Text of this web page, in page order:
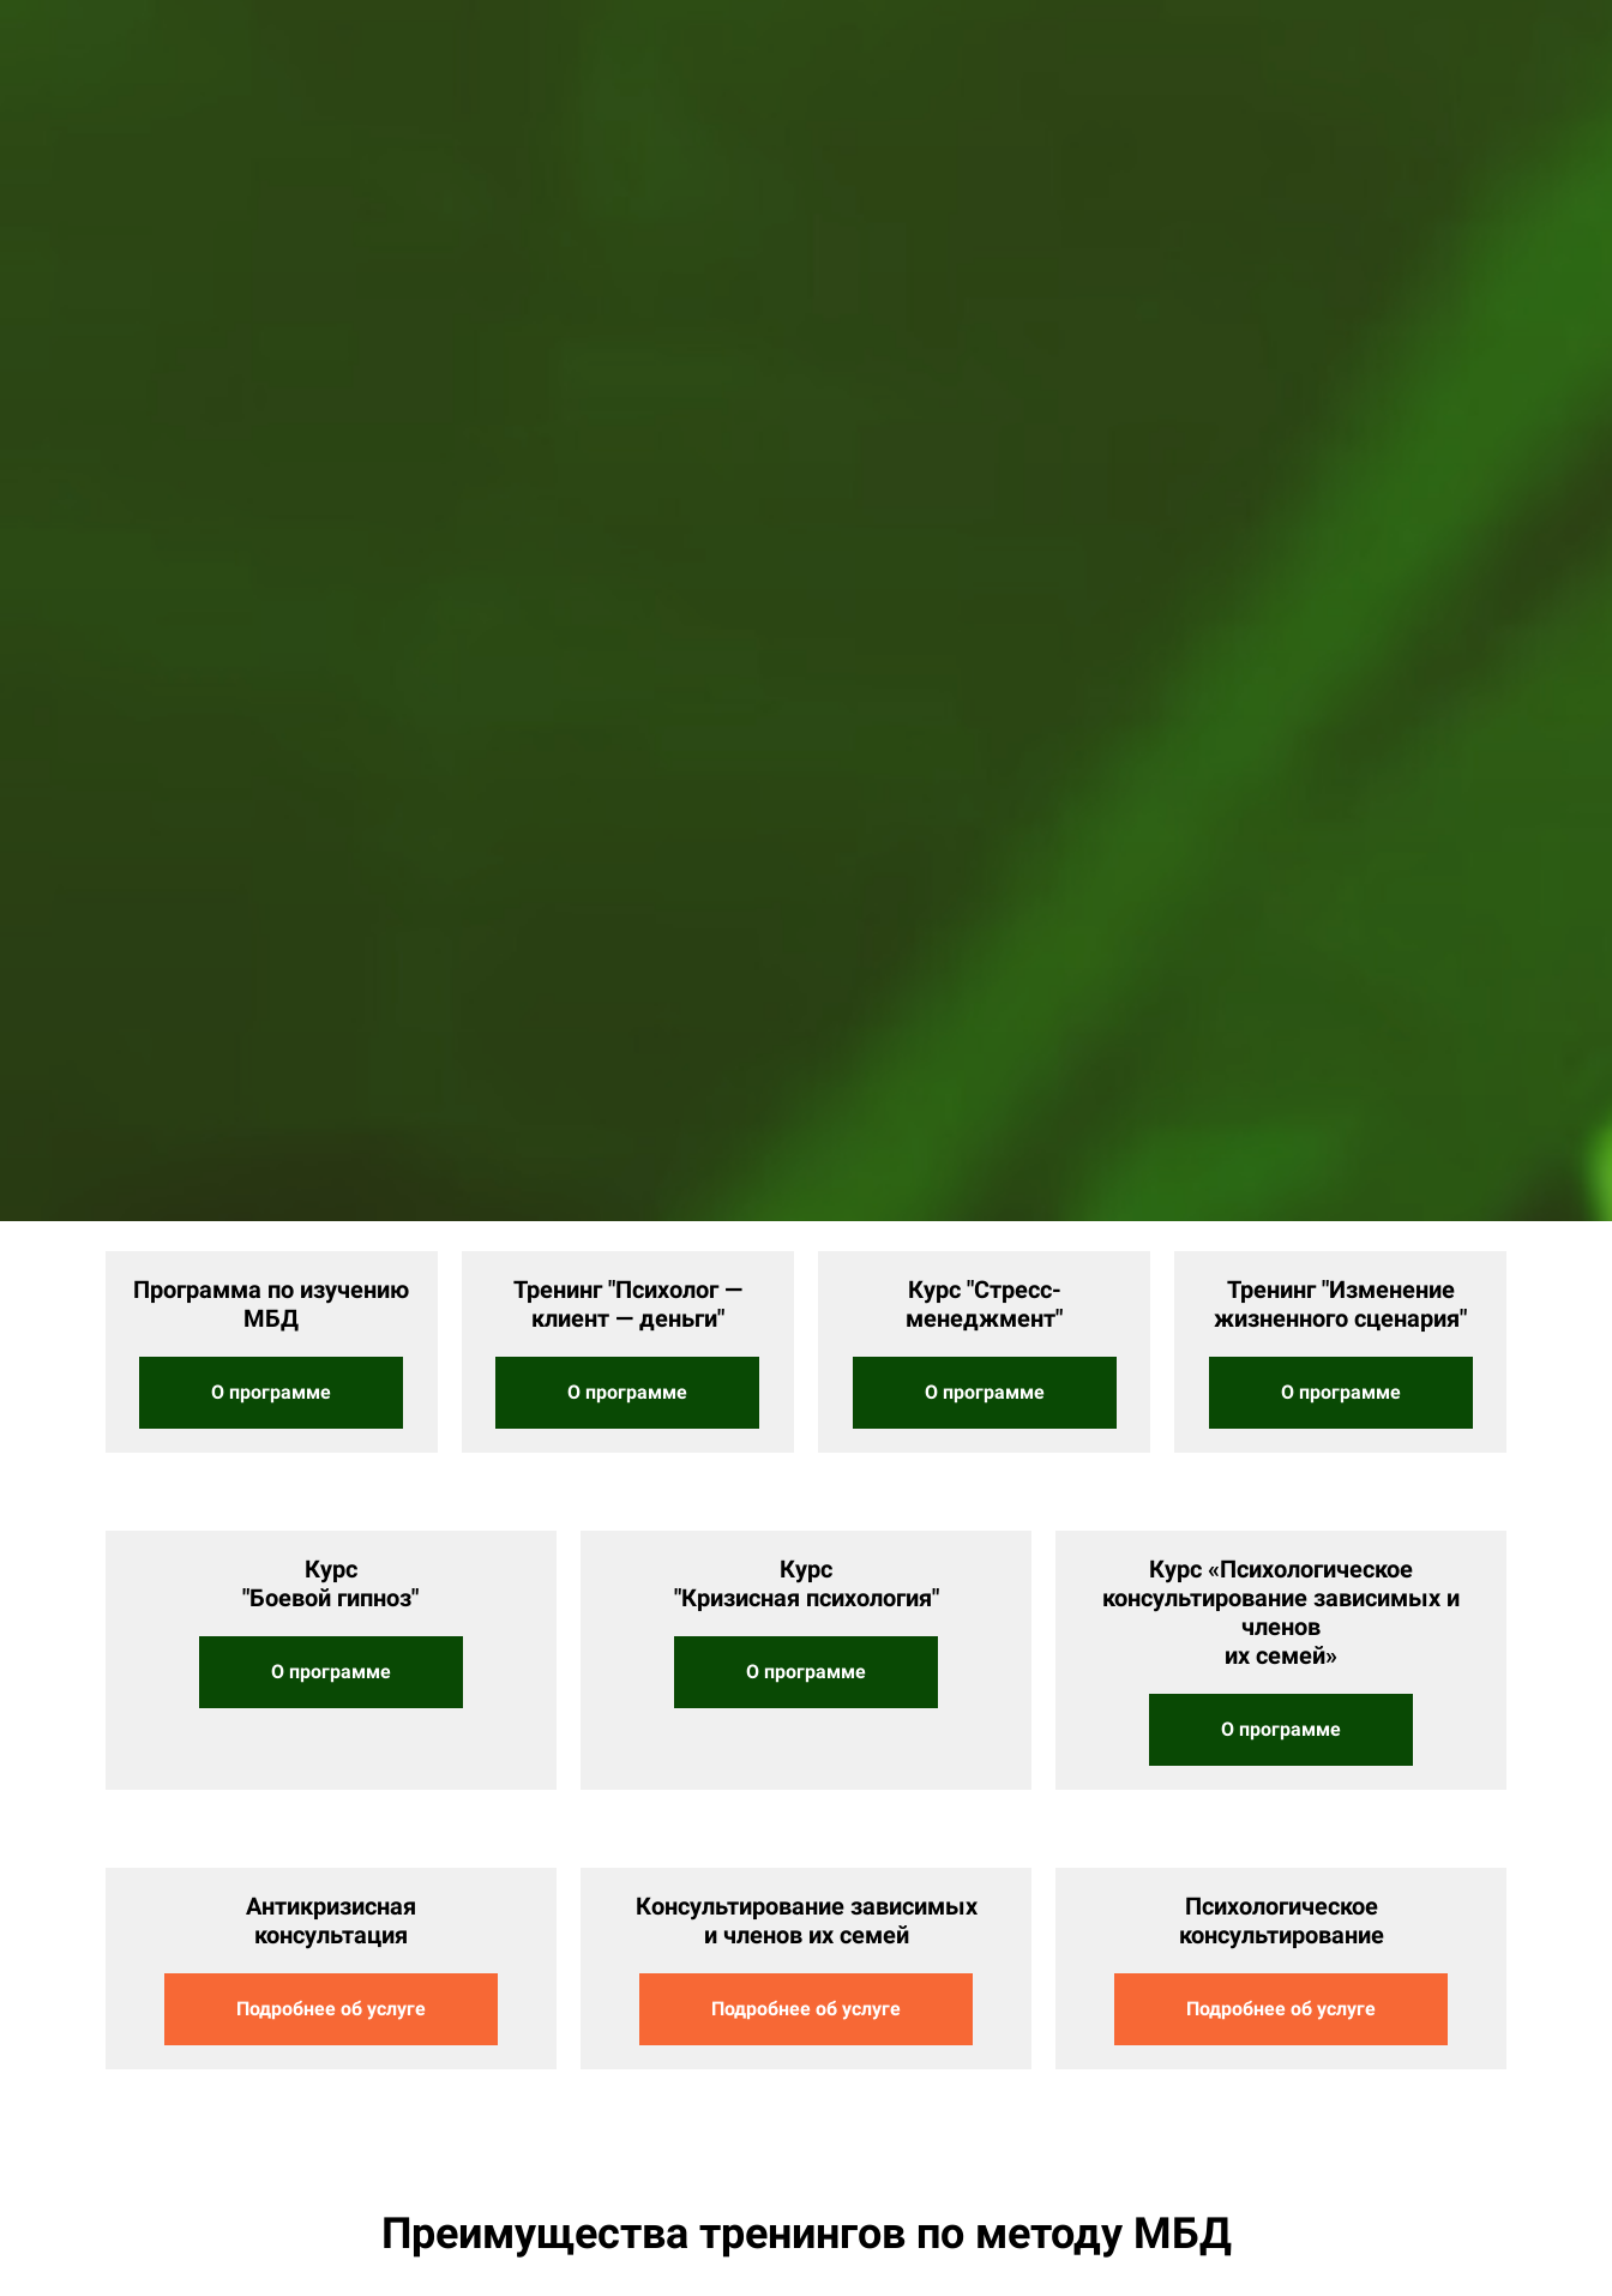
Программа по изучению
МБД
О программе
Тренинг "Психолог —
клиент — деньги"
О программе
Курс "Стресс-
менеджмент"
О программе
Тренинг "Изменение
жизненного сценария"
О программе
Курс
"Боевой гипноз"
О программе
Курс
"Кризисная психология"
О программе
Курс «Психологическое
консультирование зависимых и
членов
их семей»
О программе
Антикризисная
консультация
Подробнее об услуге
Консультирование зависимых
и членов их семей
Подробнее об услуге
Психологическое
консультирование
Подробнее об услуге
Преимущества тренингов по методу МБД